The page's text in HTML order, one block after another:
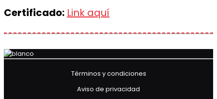
Certificado: Link aquí
Términos y condiciones
Aviso de privacidad